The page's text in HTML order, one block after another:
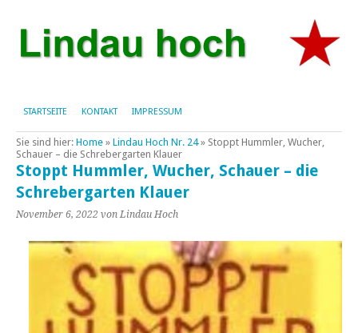
STARTSEITE KONTAKT IMPRESSUM
Sie sind hier: Home » Lindau Hoch Nr. 24» Stoppt Hummler, Wucher,
Schauer – die Schrebergarten Klauer
Stoppt Hummler, Wucher, Schauer – die
Schrebergarten Klauer
November 6, 2022 von Lindau Hoch